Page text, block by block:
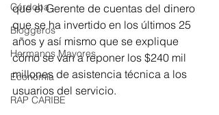
Córdoba
Bloggeros
Hermanos Mayores
Economía
RAP CARIBE
que el Gerente de cuentas del dinero
que se ha invertido en los últimos 25
años y así mismo que se explique
cómo se van a reponer los $240 mil
millones de asistencia técnica a los
usuarios del servicio.